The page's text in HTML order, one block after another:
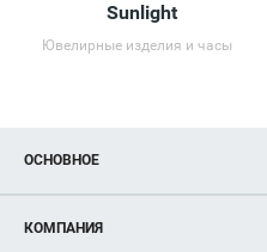
Sunlight
Ювелирные изделия и часы
ОСНОВНОЕ
Новости
КОМПАНИЯ